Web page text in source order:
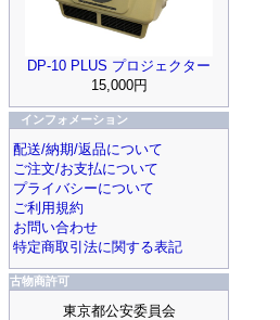
DP-10 PLUS プロジェクター
15,000円
インフォメーション
配送/納期/返品について
ご注文/お支払について
プライバシーについて
ご利用規約
お問い合わせ
特定商取引法に関する表記
古物商許可
東京都公安委員会